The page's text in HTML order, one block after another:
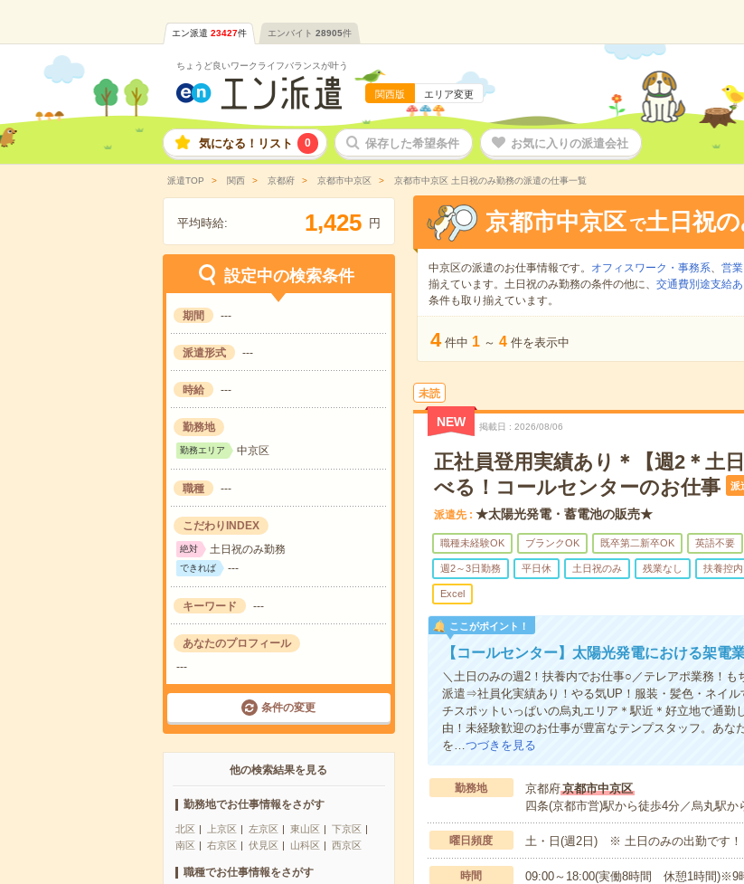
エン派遣 23427件 エンバイト 28905件
ちょうど良いワークライフバランスが叶う
関西版 エリア変更
気になる！リスト 0 保存した希望条件 お気に入りの派遣会社
派遣TOP 関西 京都府 京都市中京区 京都市中京区 土日祝のみ勤務の派遣の仕事一覧
平均時給: 1,425 円
設定中の検索条件
期間 ---
派遣形式 ---
時給 ---
勤務地
勤務エリア 中京区
職種 ---
こだわりINDEX
絶対 土日祝のみ勤務
できれば ---
キーワード ---
あなたのプロフィール
---
条件の変更
他の検索結果を見る
勤務地でお仕事情報をさがす
北区 上京区 左京区 東山区
下京区
南区
右京区 伏見区 山科区 西京区
職種でお仕事情報をさがす
京都市中京区 で土日祝
中京区の派遣のお仕事情報です。 オフィスワーク・事務系、 営
揃えています。土日祝のみ勤務の条件の他に、 交通費別途支給あ
条件も取り揃えています。
4 件中 1 ～ 4 件を表示中
未読
NEW 掲載日 2026/08/06
正社員登用実績あり＊【週2＊土
べる！コールセンターのお仕事
派
派遣先 ★太陽光発電・蓄電池の販売★
職種未経験OK ブランクOK 既卒第二新卒OK 英語不要
週2～3日勤務 平日休 土日祝のみ 残業なし 扶養控内
Excel
ここがポイント！
【コールセンター】太陽光発電における架電
＼土日のみの週2！扶養内でお仕事○／テレアポ業務！
派遣⇒社員化実績あり！やる気UP！服装・髪色・ネイ
チスポットいっぱいの烏丸エリア＊駅近＊好立地で通勤
由！未経験歓迎のお仕事が豊富なテンプスタッフ。あ
を…つづきを見る
勤務地 京都府京都市中京区
四条(京都市営)駅から徒歩4分／烏丸駅か
曜日頻度 土・日(週2日) ※ 土日のみの出勤です！
時間 09:00～18:00(実働8時間 休憩1時間)※9